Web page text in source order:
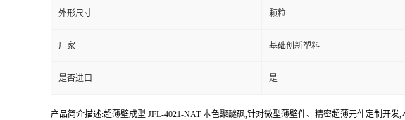
外形尺寸 颗粒
厂家 基础创新塑料
是否进口 是
产品简介描述:超薄壁成型 JFL-4021-NAT 本色聚醚砜,针对微型薄壁件、精密超薄元件定制开发